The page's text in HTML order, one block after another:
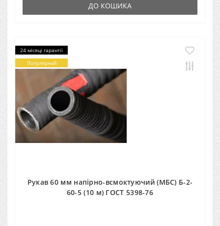
ДО КОШИКА
24 місяці гарантії
Популярний
Рукав 60 мм напірно-всмоктуючий (МБС) Б-2-
60-5 (10 м) ГОСТ 5398-76